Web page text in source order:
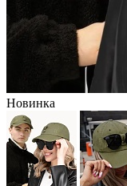
Новинка